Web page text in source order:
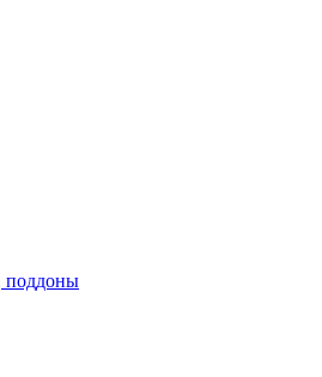
поддоны